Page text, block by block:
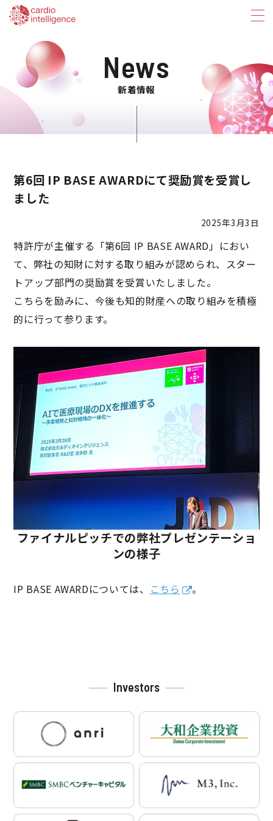
News
新着情報
第6回 IP BASE AWARDにて奨励賞を受賞し
ました
2025年3月3日
特許庁が主催する「第6回 IP BASE AWARD」におい
て、弊社の知財に対する取り組みが認められ、スター
トアップ部門の奨励賞を受賞いたしました。
こちらを励みに、今後も知的財産への取り組みを積極
的に行って参ります。
ファイナルピッチでの弊社プレゼンテーショ
ンの様子
IP BASE AWARDについては、 こちら 。
シ
Investors